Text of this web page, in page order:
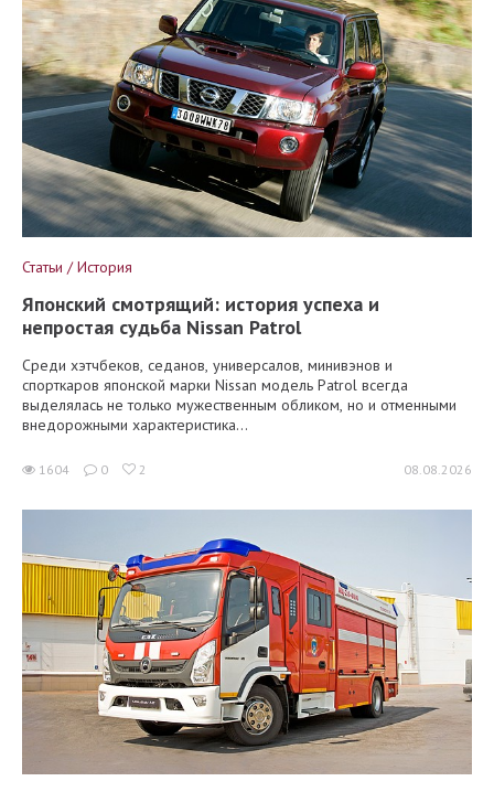
Статьи / История
Японский смотрящий: история успеха и
непростая судьба Nissan Patrol
Среди хэтчбеков, седанов, универсалов, минивэнов и
спорткаров японской марки Nissan модель Patrol всегда
выделялась не только мужественным обликом, но и отменными
внедорожными характеристика...
1604 0 2 08.08.2026